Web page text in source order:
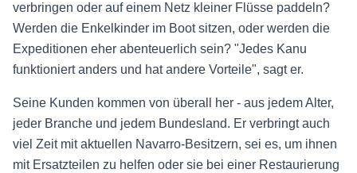
verbringen oder auf einem Netz kleiner Flüsse paddeln?
Werden die Enkelkinder im Boot sitzen, oder werden die
Expeditionen eher abenteuerlich sein? "Jedes Kanu
funktioniert anders und hat andere Vorteile", sagt er.
Seine Kunden kommen von überall her - aus jedem Alter,
jeder Branche und jedem Bundesland. Er verbringt auch
viel Zeit mit aktuellen Navarro-Besitzern, sei es, um ihnen
mit Ersatzteilen zu helfen oder sie bei einer Restaurierung